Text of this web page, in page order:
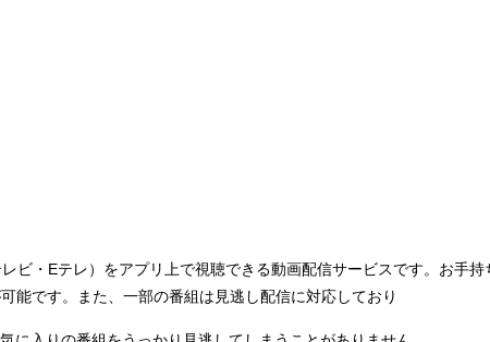
ビ・Eテレ）をアプリ上で視聴できる動画配信サービスです。お手持
能です。また、一部の番組は見逃し配信に対応しており